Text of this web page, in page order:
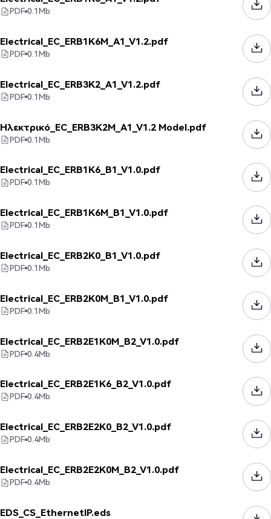
PDF 0.1Mb
Electrical_EC_ERB1K6M_A1_V1.2.pdf
PDF 0.1Mb
Electrical_EC_ERB3K2_A1_V1.2.pdf
PDF 0.1Mb
Ηλεκτρικό_EC_ERB3K2M_A1_V1.2 Model.pdf
PDF 0.1Mb
Electrical_EC_ERB1K6_B1_V1.0.pdf
PDF 0.1Mb
Electrical_EC_ERB1K6M_B1_V1.0.pdf
PDF 0.1Mb
Electrical_EC_ERB2K0_B1_V1.0.pdf
PDF 0.1Mb
Electrical_EC_ERB2K0M_B1_V1.0.pdf
PDF 0.1Mb
Electrical_EC_ERB2E1K0M_B2_V1.0.pdf
PDF 0.4Mb
Electrical_EC_ERB2E1K6_B2_V1.0.pdf
PDF 0.4Mb
Electrical_EC_ERB2E2K0_B2_V1.0.pdf
PDF 0.4Mb
Electrical_EC_ERB2E2K0M_B2_V1.0.pdf
PDF 0.4Mb
EDS_CS_EthernetIP.eds